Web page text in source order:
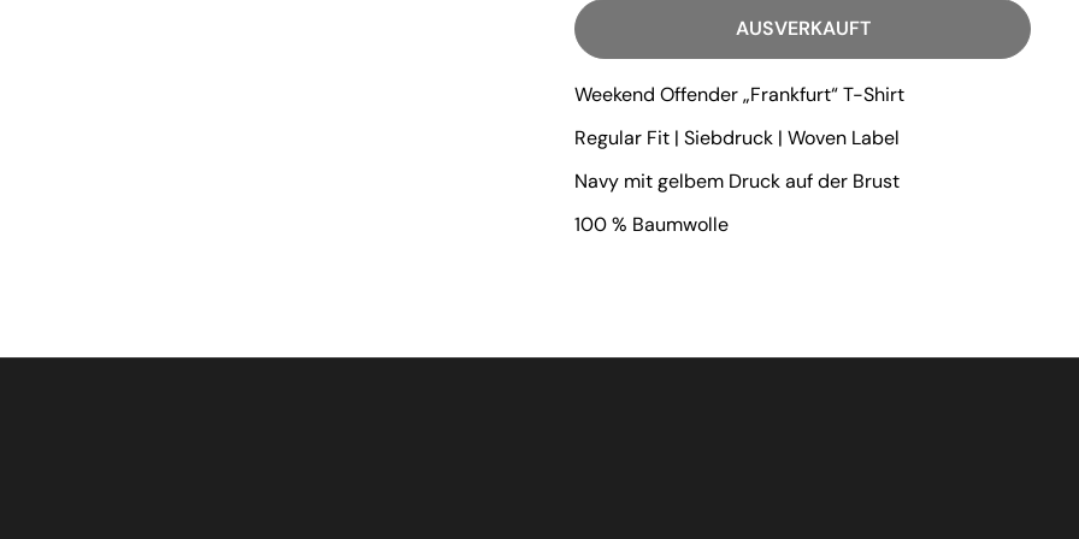
AUSVERKAUFT
Weekend Offender „Frankfurt“ T-Shirt
Regular Fit | Siebdruck | Woven Label
Navy mit gelbem Druck auf der Brust
100 % Baumwolle